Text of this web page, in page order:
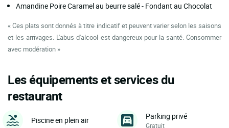
Amandine Poire Caramel au beurre salé - Fondant au Chocolat
« Ces plats sont donnés à titre indicatif et peuvent varier selon les saisons
et les arrivages. L'abus d'alcool est dangereux pour la santé. Consommer
avec modération »
Les équipements et services du
restaurant
Piscine en plein air Parking privé
Gratuit